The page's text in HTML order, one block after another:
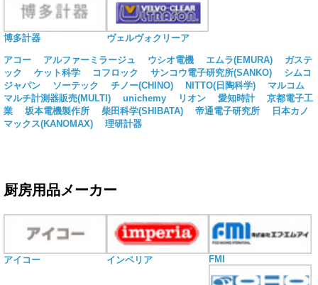
博多計器 ヴェルヴォクリーア
アコー アルファーミラージュ ウシオ電機 エムラ(EMURA)
ガステ
ック
ケット科学 コフロック サンコウ電子研究所(SANKO)
シムコ
ジャパン
ソーテック チノー(CHINO) NITTO(日陶科学)
マルコム
マルチ計測器販売(MULTI)
unichemy リオン 愛知時計
京都電子工
業
坂本電機製作所 柴田科学(SHIBATA) 帝通電子研究所
日本カノ
マックス(KANOMAX)
理研計器
厨房用品メーカー
アイコー インペリア FMI